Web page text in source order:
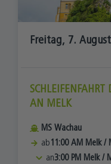
Freitag, 7.
AN MELK
MS Wachau
ab11:00 AM Melk/
an3:00 PM Melk/